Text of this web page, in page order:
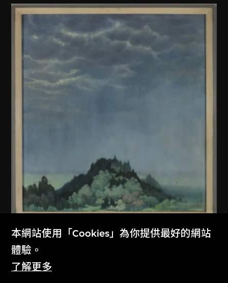
佚名 (中國內地)
無題
1979
本網站使用「Cookies」為你提供最好的網站
體驗。
了解更多